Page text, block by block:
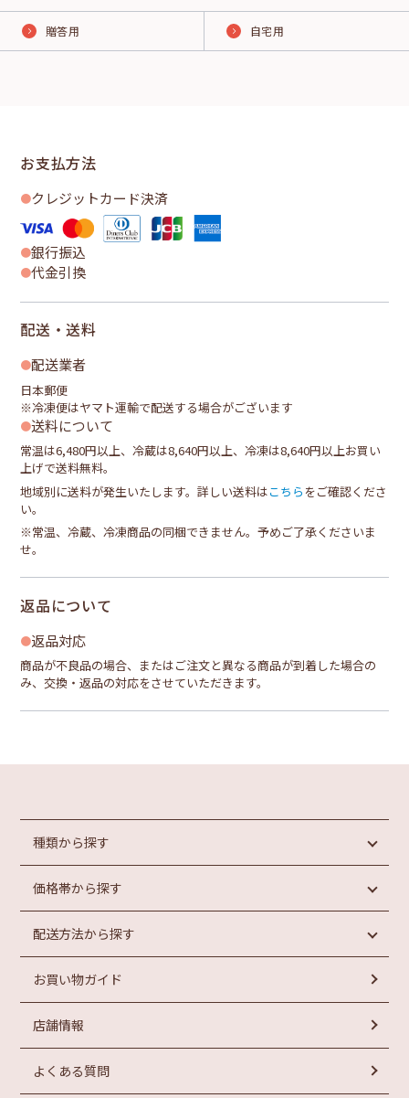
贈答用 自宅用
お支払方法
クレジットカード決済
銀行振込
代金引換
配送・送料
配送業者
日本郵便
※冷凍便はヤマト運輸で配送する場合がございます
送料について
常温は6,480円以上、冷蔵は8,640円以上、冷凍は8,640円以上お買い
上げで送料無料。
地域別に送料が発生いたします。詳しい送料はこちら をご確認くださ
い。
※常温、冷蔵、冷凍商品の同梱できません。予めご了承くださいま
せ。
返品について
返品対応
商品が不良品の場合、またはご注文と異なる商品が到着した場合の
み、交換・返品の対応をさせていただきます。
種類から探す
めんたいこ
惣菜・パン
ラーメン
価格帯から探す
1,000円未満
2,000円以上
4,000
配送方法から探す
常温商品
冷凍商品
お買い物ガイド
店舗情報
よくある質問